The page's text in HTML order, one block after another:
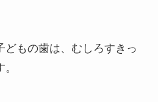
どもの歯は、むしろすきっ